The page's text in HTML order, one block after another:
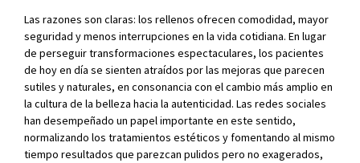
Las razones son claras: los rellenos ofrecen comodidad, mayor
seguridad y menos interrupciones en la vida cotidiana. En lugar
de perseguir transformaciones espectaculares, los pacientes
de hoy en día se sienten atraídos por las mejoras que parecen
sutiles y naturales, en consonancia con el cambio más amplio en
la cultura de la belleza hacia la autenticidad. Las redes sociales
han desempeñado un papel importante en este sentido,
normalizando los tratamientos estéticos y fomentando al mismo
tiempo resultados que parezcan pulidos pero no exagerados,